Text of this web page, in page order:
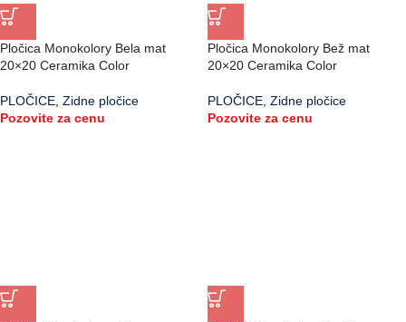
Pločica Monokolory Bela mat
20×20 Ceramika Color
PLOČICE Zidne pločice
Pozovite za cenu
Pločica Monokolory Bež mat
20×20 Ceramika Color
PLOČICE Zidne pločice
Pozovite za cenu